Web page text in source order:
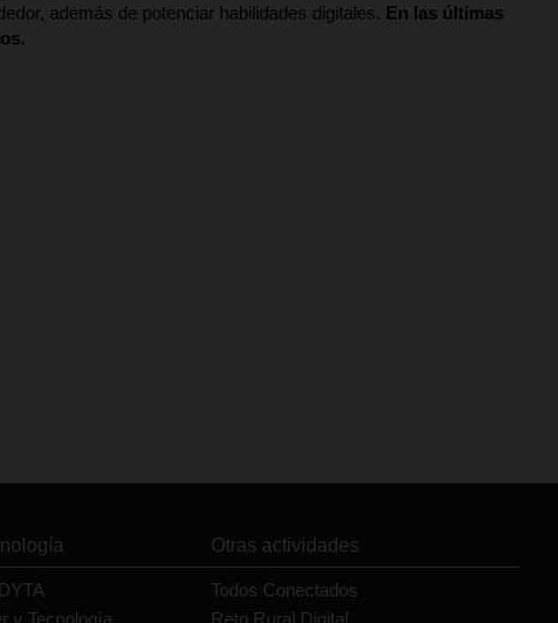
además de potenciar habilidades digitales. En las últimas
y Tecnología
Otras actividades
Todos Conectados
Reto Rural Digital